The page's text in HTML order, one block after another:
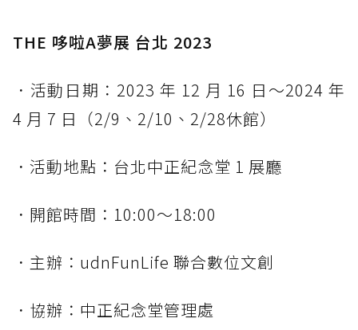
THE 哆啦A夢展 台北 2023
．活動日期：2023 年 12 月 16 日～2024 年
4 月 7 日（2/9、2/10、2/28休館）
．活動地點：台北中正紀念堂 1 展廳
．開館時間：10:00～18:00
．主辦：udnFunLife 聯合數位文創
．協辦：中正紀念堂管理處